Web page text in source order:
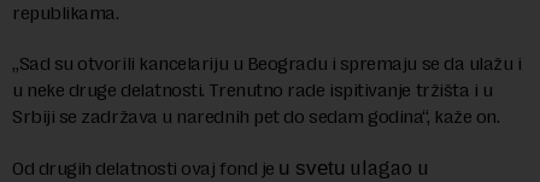
republikama.
„Sad su otvorili kancelariju u Beogradu i spremaju se da ulažu i
u neke druge delatnosti. Trenutno rade ispitivanje tržišta i u
Srbiji se zadržava u narednih pet do sedam godina“, kaže on.
Od drugih delatnosti ovaj fond je u svetu ulagao u